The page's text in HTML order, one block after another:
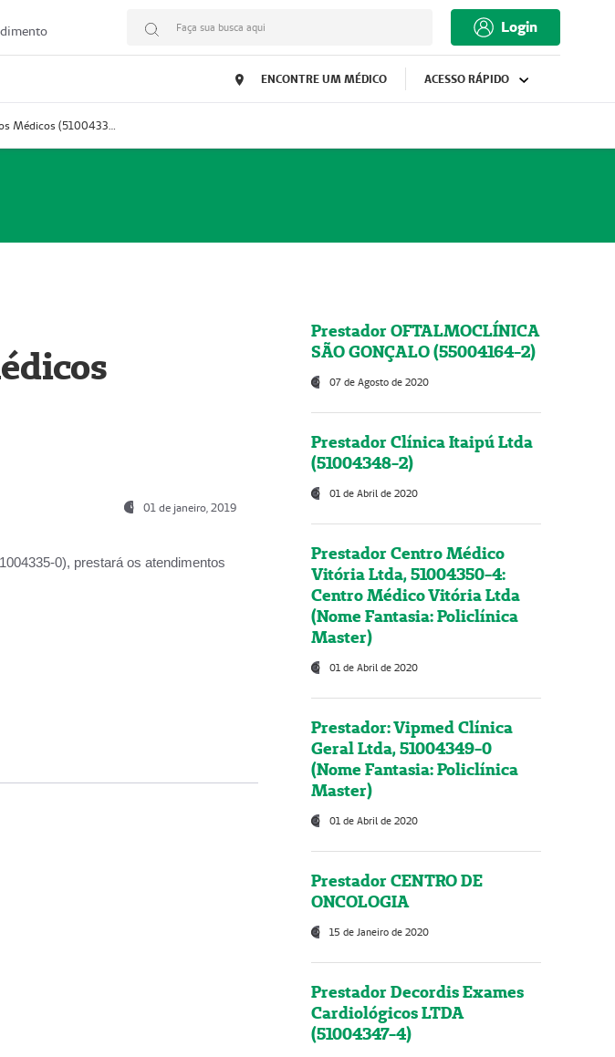
Faça sua busca aqui Login
ENCONTRE UM MÉDICO ACESSO RÁPIDO
Prestador Oncoped Serviços Médicos (51004335-0)
01 de janeiro, 2019
0), prestará os atendimentos
Prestador OFTALMOCLÍNICA
SÃO GONÇALO (55004164-2)
07 de Agosto de 2020
Prestador Clínica Itaipú Ltda
(51004348-2)
01 de Abril de 2020
Prestador Centro Médico
Vitória Ltda, 51004350-4:
Centro Médico Vitória Ltda
(Nome Fantasia: Policlínica
Master)
01 de Abril de 2020
Prestador: Vipmed Clínica
Geral Ltda, 51004349-0
(Nome Fantasia: Policlínica
Master)
01 de Abril de 2020
Prestador CENTRO DE
ONCOLOGIA
15 de Janeiro de 2020
Prestador Decordis Exames
Cardiológicos LTDA
(51004347-4)